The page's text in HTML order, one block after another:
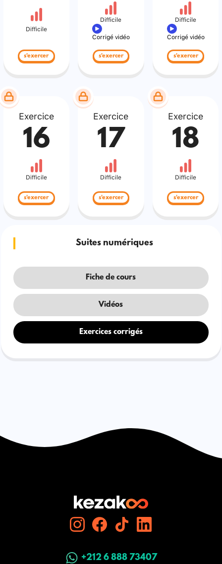
Difficile
s'exercer
Difficile
Corrigé vidéo
s'exercer
Difficile
Corrigé vidéo
s'exercer
Exercice
16
Difficile
s'exercer
Exercice
17
Difficile
s'exercer
Exercice
18
Difficile
s'exercer
Suites numériques
Fiche de cours
Vidéos
Exercices corrigés
+212 6 888 73407